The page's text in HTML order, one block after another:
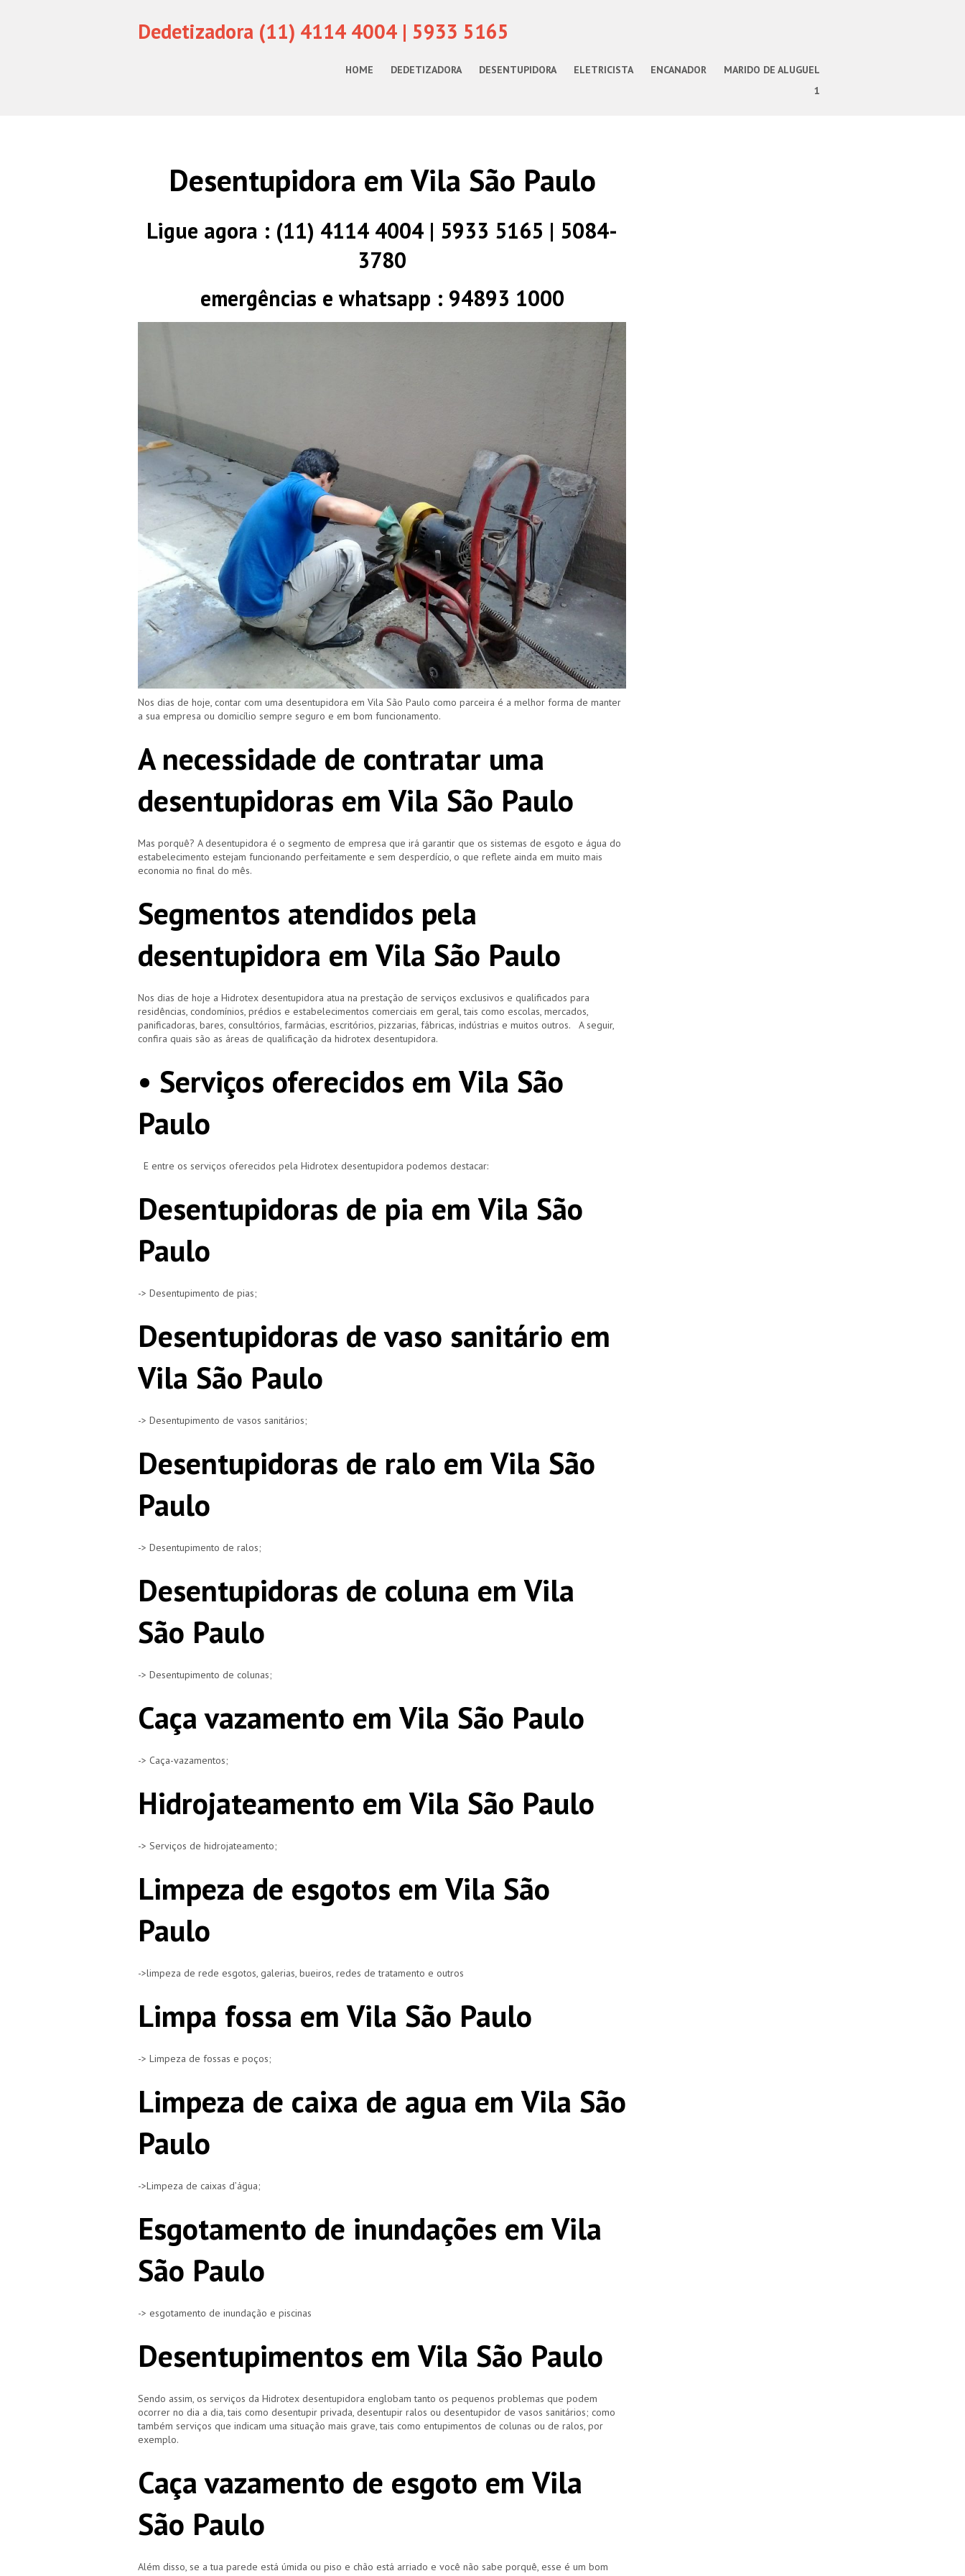
Dedetizadora (11) 4114 4004 | 5933 5165
HOME DEDETIZADORA DESENTUPIDORA ELETRICISTA ENCANADOR
MARIDO DE ALUGUEL
1
Desentupidora em Vila São Paulo
Ligue agora : (11) 4114 4004 | 5933 5165 | 5084-
3780
emergências e whatsapp : 94893 1000
Nos dias de hoje, contar com uma desentupidora em Vila São Paulo como parceira é a melhor forma de manter
a sua empresa ou domicílio sempre seguro e em bom funcionamento.
A necessidade de contratar uma
desentupidoras em Vila São Paulo
Mas porquê? A desentupidora é o segmento de empresa que irá garantir que os sistemas de esgoto e água do
estabelecimento estejam funcionando perfeitamente e sem desperdício, o que reflete ainda em muito mais
economia no final do mês.
Segmentos atendidos pela
desentupidora em Vila São Paulo
Nos dias de hoje a Hidrotex desentupidora atua na prestação de serviços exclusivos e qualificados para
residências, condomínios, prédios e estabelecimentos comerciais em geral, tais como escolas, mercados,
panificadoras, bares, consultórios, farmácias, escritórios, pizzarias, fábricas, indústrias e muitos outros. A seguir,
confira quais são as áreas de qualificação da hidrotex desentupidora.
• Serviços oferecidos em Vila São
Paulo
E entre os serviços oferecidos pela Hidrotex desentupidora podemos destacar:
Desentupidoras de pia em Vila São
Paulo
-> Desentupimento de pias;
Desentupidoras de vaso sanitário em
Vila São Paulo
-> Desentupimento de vasos sanitários;
Desentupidoras de ralo em Vila São
Paulo
-> Desentupimento de ralos;
Desentupidoras de coluna em Vila
São Paulo
-> Desentupimento de colunas;
Caça vazamento em Vila São Paulo
-> Caça-vazamentos;
Hidrojateamento em Vila São Paulo
-> Serviços de hidrojateamento;
Limpeza de esgotos em Vila São
Paulo
->limpeza de rede esgotos, galerias, bueiros, redes de tratamento e outros
Limpa fossa em Vila São Paulo
-> Limpeza de fossas e poços;
Limpeza de caixa de agua em Vila São
Paulo
->Limpeza de caixas d’água;
Esgotamento de inundações em Vila
São Paulo
-> esgotamento de inundação e piscinas
Desentupimentos em Vila São Paulo
Sendo assim, os serviços da Hidrotex desentupidora englobam tanto os pequenos problemas que podem
ocorrer no dia a dia, tais como desentupir privada, desentupir ralos ou desentupidor de vasos sanitários; como
também serviços que indicam uma situação mais grave, tais como entupimentos de colunas ou de ralos, por
exemplo.
Caça vazamento de esgoto em Vila
São Paulo
Além disso, se a tua parede está úmida ou piso e chão está arriado e você não sabe porquê, esse é um bom